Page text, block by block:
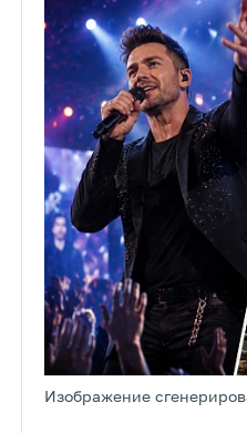
Изображение